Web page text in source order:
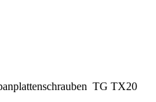
TG TX20